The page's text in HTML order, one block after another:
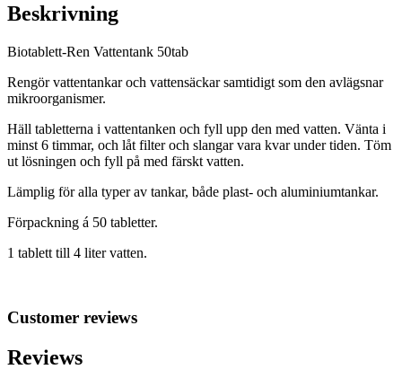
Beskrivning
Biotablett-Ren Vattentank 50tab
Rengör vattentankar och vattensäckar samtidigt som den avlägsnar
mikroorganismer.
Häll tabletterna i vattentanken och fyll upp den med vatten. Vänta i
minst 6 timmar, och låt filter och slangar vara kvar under tiden. Töm
ut lösningen och fyll på med färskt vatten.
Lämplig för alla typer av tankar, både plast- och aluminiumtankar.
Förpackning á 50 tabletter.
1 tablett till 4 liter vatten.
Customer reviews
Reviews